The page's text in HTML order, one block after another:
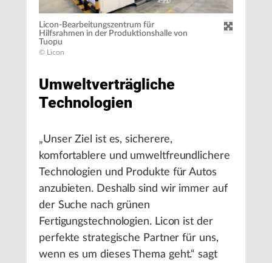
Licon-Bearbeitungszentrum für
Hilfsrahmen in der Produktionshalle von
Tuopu
© Licon
Umweltverträgliche
Technologien
„Unser Ziel ist es, sicherere,
komfortablere und umweltfreundlichere
Technologien und Produkte für Autos
anzubieten. Deshalb sind wir immer auf
der Suche nach grünen
Fertigungstechnologien. Licon ist der
perfekte strategische Partner für uns,
wenn es um dieses Thema geht.“ sagt